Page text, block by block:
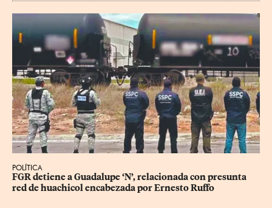
POLÍTICA
FGR detiene a Guadalupe ‘N’, relacionada con presunta
red de huachicol encabezada por Ernesto Ruffo